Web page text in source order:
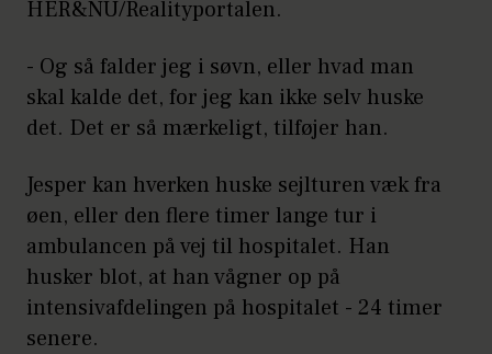
HER&NU/Realityportalen.
- Og så falder jeg i søvn, eller hvad man
skal kalde det, for jeg kan ikke selv huske
det. Det er så mærkeligt, tilføjer han.
Jesper kan hverken huske sejlturen væk fra
øen, eller den flere timer lange tur i
ambulancen på vej til hospitalet. Han
husker blot, at han vågner op på
intensivafdelingen på hospitalet - 24 timer
senere.